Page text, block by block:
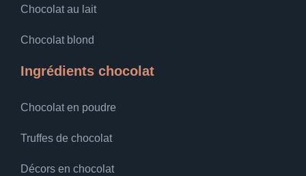
Chocolat au lait
Chocolat blond
Ingrédients chocolat
Chocolat en poudre
Truffes de chocolat
Décors en chocolat